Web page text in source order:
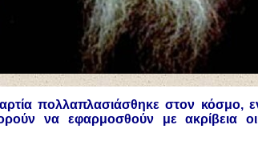
πολλαπλασιάσθηκε στον κόσμο,
να εφαρμοσθούν με ακρίβεια